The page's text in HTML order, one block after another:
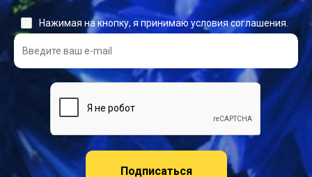
Подписаться
Нажимая на кнопку, я принимаю условия соглашения.